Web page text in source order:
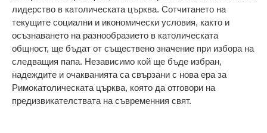
лидерство в католическата църква. Сотчитането на
текущите социални и икономически условия, както и
осъзнаването на разнообразието в католическата
общност, ще бъдат от съществено значение при избора на
следващия папа. Независимо кой ще бъде избран,
надеждите и очакванията са свързани с нова ера за
Римокатолическата църква, която да отговори на
предизвикателствата на съвременния свят.